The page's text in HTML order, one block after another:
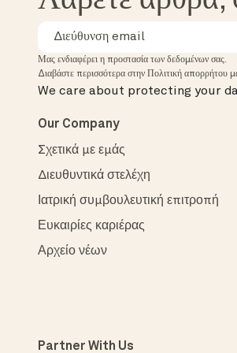
Μας ενδιαφέρει η προστασία των δεδομένων σας.
Διαβάστε περισσότερα στην Πολιτική απορρήτου
We care about protecting your
Our Company
Σχετικά με εμάς
Διευθυντικά στελέχη
Ιατρική συμβουλευτική επιτροπή
Ευκαιρίες καριέρας
Αρχείο νέων
Partner With Us